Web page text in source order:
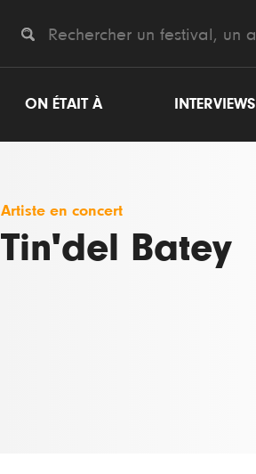
ON ÉTAIT À INTERVIEWS
Artiste en concert
Tin'del Batey